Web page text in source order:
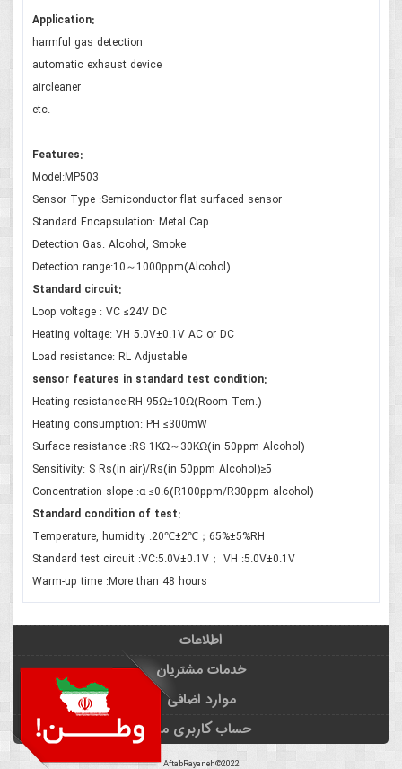
Application:
harmful gas detection
automatic exhaust device
aircleaner
etc.
Features:
Model:MP503
Sensor Type :Semiconductor flat surfaced sensor
Standard Encapsulation: Metal Cap
Detection Gas: Alcohol, Smoke
Detection range:10～1000ppm(Alcohol)
Standard circuit:
Loop voltage : VC ≤24V DC
Heating voltage: VH 5.0V±0.1V AC or DC
Load resistance: RL Adjustable
sensor features in standard test condition:
Heating resistance:RH 95Ω±10Ω(Room Tem.)
Heating consumption: PH ≤300mW
Surface resistance :RS 1KΩ～30KΩ(in 50ppm Alcohol)
Sensitivity: S Rs(in air)/Rs(in 50ppm Alcohol)≥5
Concentration slope :α ≤0.6(R100ppm/R30ppm alcohol)
Standard condition of test:
Temperature, humidity :20℃±2℃；65%±5%RH
Standard test circuit :VC:5.0V±0.1V； VH :5.0V±0.1V
Warm-up time :More than 48 hours
اطلاعات
خدمات مشتریان
موارد اضافی
حساب کاربری من
AftabRayaneh©2022